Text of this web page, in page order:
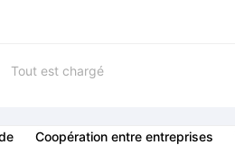
Tout est chargé
Coopération entre entreprises